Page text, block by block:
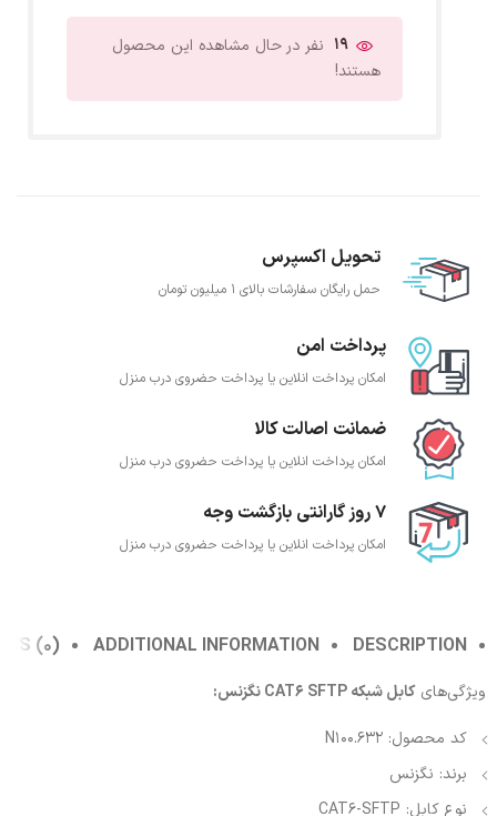
19 نفر در حال مشاهده این محصول
هستند!
تحویل اکسپرس
حمل رایگان سفارشات بالای 1 میلیون تومان
پرداخت امن
امکان پرداخت انلاین یا پرداخت حضروی درب منزل
ضمانت اصالت کالا
امکان پرداخت انلاین یا پرداخت حضروی درب منزل
7 روز گارانتی بازگشت وجه
امکان پرداخت انلاین یا پرداخت حضروی درب منزل
DESCRIPTION
ADDITIONAL INFORMATION
(0)
ویژگی‌هایکابل شبکه CAT6 SFTP نگزنس:
کد محصول: N100.632
برند: نگزنس
نوع کابل: CAT6-SFTP